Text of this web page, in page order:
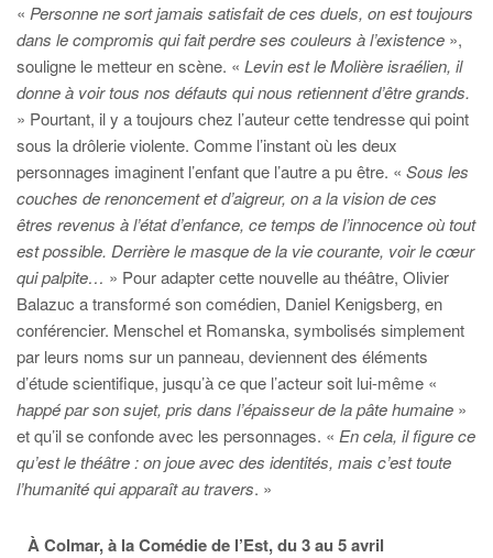
« Personne ne sort jamais satisfait de ces duels, on est toujours
dans le compromis qui fait perdre ses couleurs à l’existence »,
souligne le metteur en scène. « Levin est le Molière israélien, il
donne à voir tous nos défauts qui nous retiennent d’être grands.
» Pourtant, il y a toujours chez l’auteur cette tendresse qui point
sous la drôlerie violente. Comme l’instant où les deux
personnages imaginent l’enfant que l’autre a pu être. « Sous les
couches de renoncement et d’aigreur, on a la vision de ces
êtres revenus à l’état d’enfance, ce temps de l’innocence où tout
est possible. Derrière le masque de la vie courante, voir le cœur
qui palpite… » Pour adapter cette nouvelle au théâtre, Olivier
Balazuc a transformé son comédien, Daniel Kenigsberg, en
conférencier. Menschel et Romanska, symbolisés simplement
par leurs noms sur un panneau, deviennent des éléments
d’étude scientifique, jusqu’à ce que l’acteur soit lui-même «
happé par son sujet, pris dans l’épaisseur de la pâte humaine »
et qu’il se confonde avec les personnages. « En cela, il figure ce
qu’est le théâtre : on joue avec des identités, mais c’est toute
l’humanité qui apparaît au travers. »
À Colmar, à la Comédie de l’Est, du 3 au 5 avril